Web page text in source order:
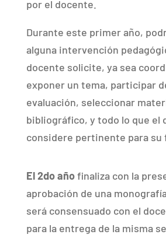
por el docente.
Durante este primer año,
alguna intervención
docente solicite, ya sea
exponer un tema, participar
evaluación, seleccionar
bibliográfico, y todo lo que el
considere pertinente para su
El 2doañofinaliza con la
aprobación de una
será consensuado con el
para la entrega de la misma